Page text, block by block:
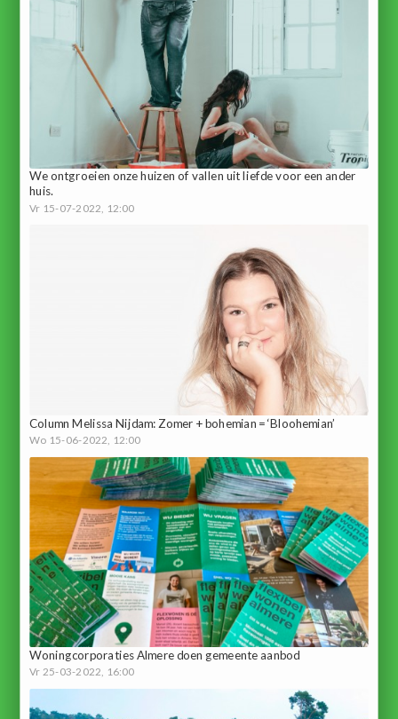
We ontgroeien onze huizen of vallen uit liefde voor een ander
huis.
Vr 15-07-2022, 12:00
Column Melissa Nijdam: Zomer + bohemian = ‘Bloohemian’
Wo 15-06-2022, 12:00
Woningcorporaties Almere doen gemeente aanbod
Vr 25-03-2022, 16:00